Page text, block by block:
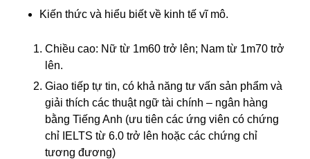
Kiến thức và hiểu biết về kinh tế vĩ mô.
Chiều cao: Nữ từ 1m60 trở lên; Nam từ 1m70 trở
lên.
Giao tiếp tự tin, có khả năng tư vấn sản phẩm và
giải thích các thuật ngữ tài chính – ngân hàng
bằng Tiếng Anh (ưu tiên các ứng viên có chứng
chỉ IELTS từ 6.0 trở lên hoặc các chứng chỉ
tương đương)